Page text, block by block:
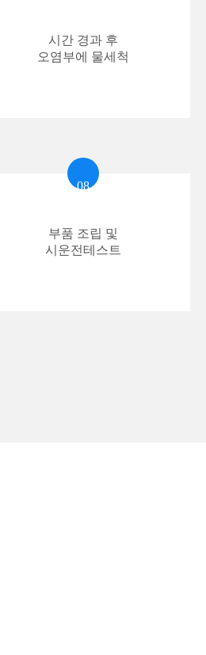
시간 경과 후
오염부에 물세척
08
부품 조립 및
시운전테스트